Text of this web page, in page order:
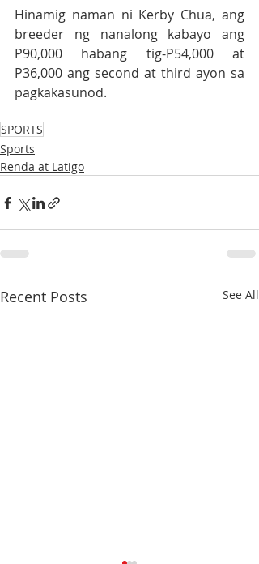
Hinamig naman ni Kerby Chua, ang
breeder ng nanalong kabayo ang
P90,000 habang tig-P54,000 at
P36,000 ang second at third ayon sa
pagkakasunod.
SPORTS
Sports
Renda at Latigo
Recent Posts See All